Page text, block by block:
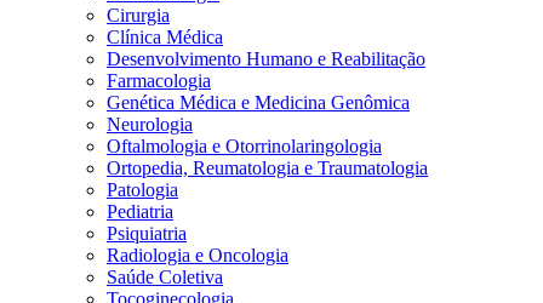
Cirurgia
Clínica Médica
Desenvolvimento Humano e Reabilitação
Farmacologia
Genética Médica e Medicina Genômica
Neurologia
Oftalmologia e Otorrinolaringologia
Ortopedia, Reumatologia e Traumatologia
Patologia
Pediatria
Psiquiatria
Radiologia e Oncologia
Saúde Coletiva
Tocoginecologia